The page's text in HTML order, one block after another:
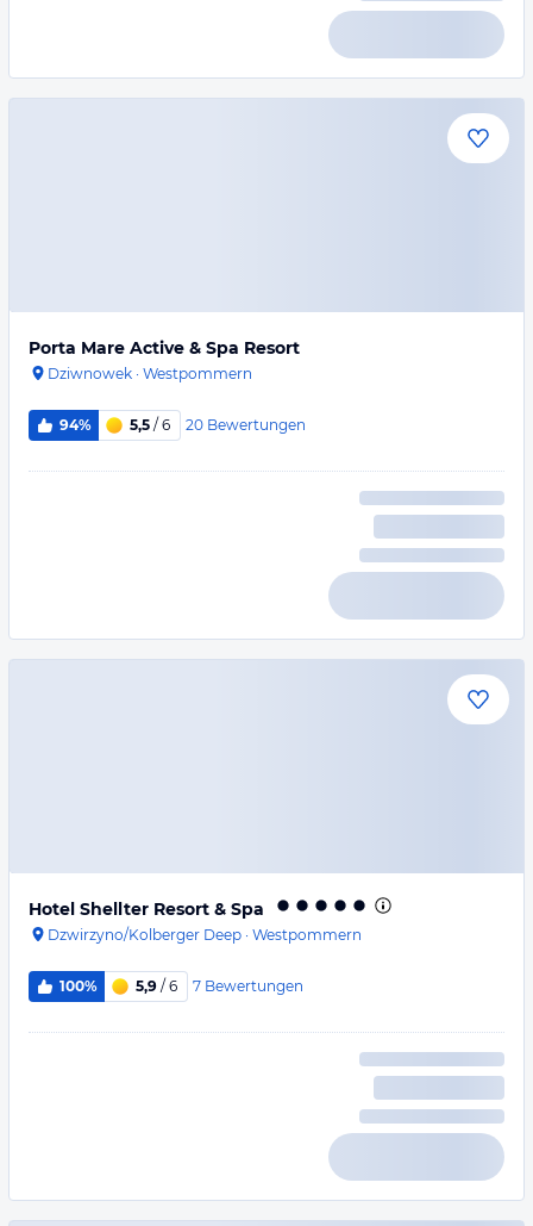
Porta Mare Active & Spa Resort
Dziwnowek · Westpommern
94% 5,5 / 6 20 Bewertungen
Hotel Shellter Resort & Spa
Dzwirzyno/Kolberger Deep · Westpommern
100% 5,9 / 6 7 Bewertungen